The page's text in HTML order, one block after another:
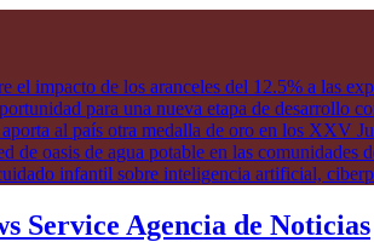
el impacto de los aranceles del 12.5% a las
para una nueva etapa de desarrollo
al país otra medalla de oro en los XXV
de oasis de agua potable en las comunidades
infantil sobre inteligencia artificial,
Service Agencia de Noticias